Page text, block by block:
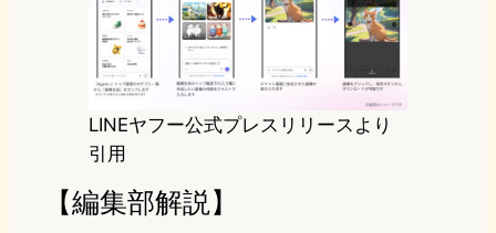
LINEヤフー公式プレスリリースより
引用
【編集部解説】